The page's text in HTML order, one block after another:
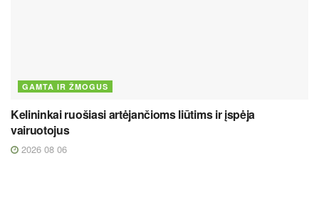
GAMTA IR ŽMOGUS
Kelininkai ruošiasi artėjančioms liūtims ir įspėja
vairuotojus
2026 08 06